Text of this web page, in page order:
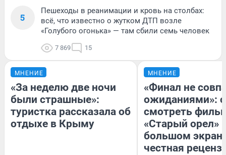
5
Пешеходы в реанимации и кровь на столбах:
всё, что известно о жутком ДТП возле
«Голубого огонька» — там сбили семь человек
7 869 15
МНЕНИЕ
«За неделю две ночи
были страшные»:
туристка рассказала об
отдыхе в Крыму
МНЕНИЕ
«Финал не
ожиданиями»:
смотреть
«Старый орел»
большом
честная